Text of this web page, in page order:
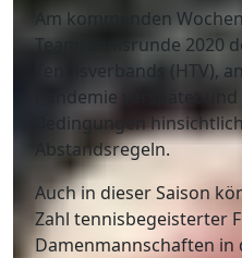
Am kommenden
Teamtennisrunde 2020
Tennisverbands (HTV),
Pandemie verspätet
Bedingungen
Abstandsregeln.
Auch in dieser Saison
Zahl tennisbegeisterter
Damenmannschaften in